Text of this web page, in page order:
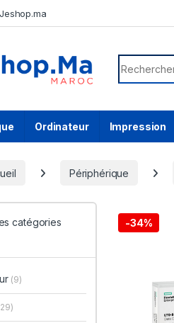
Search for:
Ordinateur Impression
Périphérique
-34%
catégories
(9)